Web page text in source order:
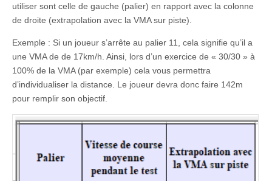
utiliser sont celle de gauche (palier) en rapport avec la colonne
de droite (extrapolation avec la VMA sur piste).
Exemple : Si un joueur s’arrête au palier 11, cela signifie qu’il a
une VMA de de 17km/h. Ainsi, lors d’un exercice de « 30/30 » à
100% de la VMA (par exemple) cela vous permettra
d’individualiser la distance. Le joueur devra donc faire 142m
pour remplir son objectif.